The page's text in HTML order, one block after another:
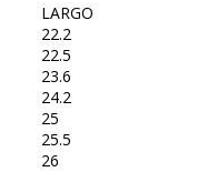
LARGO
22.2
22.5
23.6
24.2
25
25.5
26